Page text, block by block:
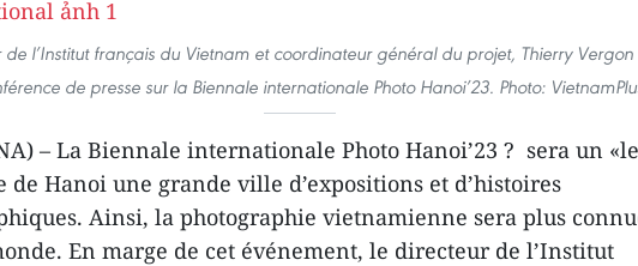
de l’Institut français du Vietnam et coordinateur général du projet, Thierry Vergon
de presse sur la Biennale internationale Photo Hanoi’23. Photo:
– La Biennale internationale Photo Hanoi’23 ? sera un
de Hanoi une grande ville d’expositions et d’histoires
Ainsi, la photographie vietnamienne sera plus
En marge de cet événement, le directeur de l’Institut